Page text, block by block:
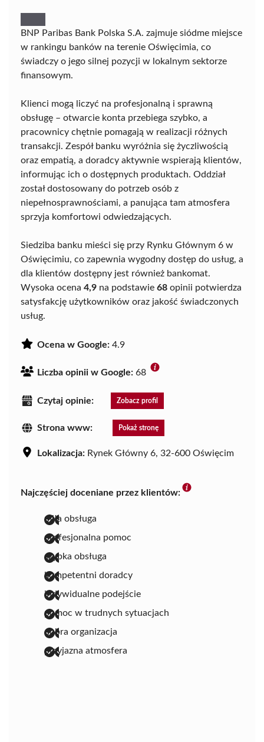
BNP Paribas Bank Polska S.A. zajmuje siódme miejsce
w rankingu banków na terenie Oświęcimia, co
świadczy o jego silnej pozycji w lokalnym sektorze
finansowym.
Klienci mogą liczyć na profesjonalną i sprawną
obsługę – otwarcie konta przebiega szybko, a
pracownicy chętnie pomagają w realizacji różnych
transakcji. Zespół banku wyróżnia się życzliwością
oraz empatią, a doradcy aktywnie wspierają klientów,
informując ich o dostępnych produktach. Oddział
został dostosowany do potrzeb osób z
niepełnosprawnościami, a panująca tam atmosfera
sprzyja komfortowi odwiedzających.
Siedziba banku mieści się przy Rynku Głównym 6 w
Oświęcimiu, co zapewnia wygodny dostęp do usług, a
dla klientów dostępny jest również bankomat.
Wysoka ocena 4,9 na podstawie 68 opinii potwierdza
satysfakcję użytkowników oraz jakość świadczonych
usług.
Ocena w Google: 4.9
Liczba opinii w Google: 68
Czytaj opinie: Zobacz profil
Strona www: Pokaż stronę
Lokalizacja: Rynek Główny 6, 32-600 Oświęcim
Najczęściej doceniane przez klientów:
miła obsługa
profesjonalna pomoc
szybka obsługa
kompetentni doradcy
indywidualne podejście
pomoc w trudnych sytuacjach
dobra organizacja
przyjazna atmosfera